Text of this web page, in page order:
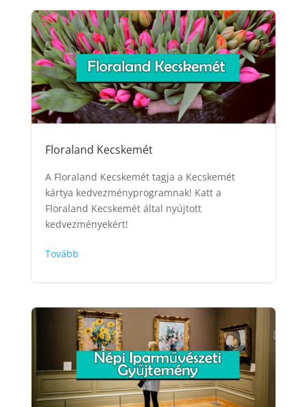
Floraland Kecskemét
A Floraland Kecskemét tagja a Kecskemét
kártya kedvezményprogramnak! Katt a
Floraland Kecskemét által nyújtott
kedvezményekért!
Tovább